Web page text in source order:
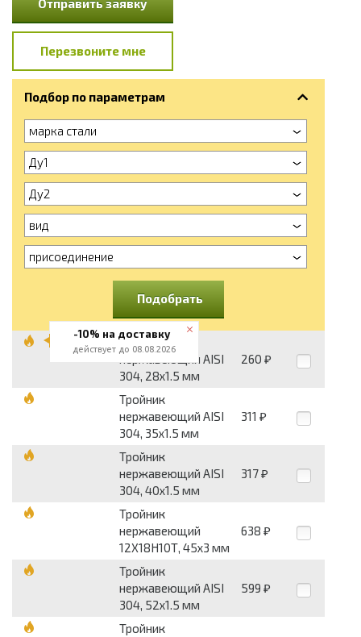
Отправить заявку
Перезвоните мне
Подбор по параметрам
марка стали
Ду1
Ду2
вид
присоединение
Подобрать
Тройник
нержавеющий AISI
304, 28x1.5 мм
260 ₽
Тройник
нержавеющий AISI
304, 35x1.5 мм
311 ₽
Тройник
нержавеющий AISI
304, 40x1.5 мм
317 ₽
Тройник
нержавеющий
12Х18Н10Т, 45x3 мм
638 ₽
Тройник
нержавеющий AISI
304, 52x1.5 мм
599 ₽
Тройник
-10% на доставку
действует до 08.08.2026